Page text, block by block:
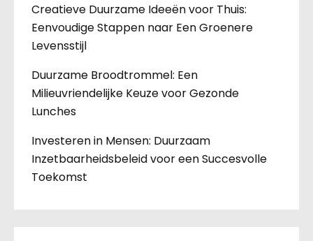
Creatieve Duurzame Ideeën voor Thuis:
Eenvoudige Stappen naar Een Groenere
Levensstijl
Duurzame Broodtrommel: Een
Milieuvriendelijke Keuze voor Gezonde
Lunches
Investeren in Mensen: Duurzaam
Inzetbaarheidsbeleid voor een Succesvolle
Toekomst